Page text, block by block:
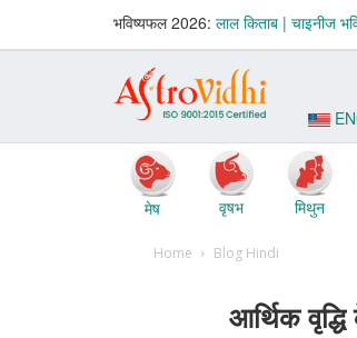
भविष्‍यफल 2026: लाल किताब | चाइनीज
मेष वृषभ मिथुन
Home Blog Hindi
आर्थिक